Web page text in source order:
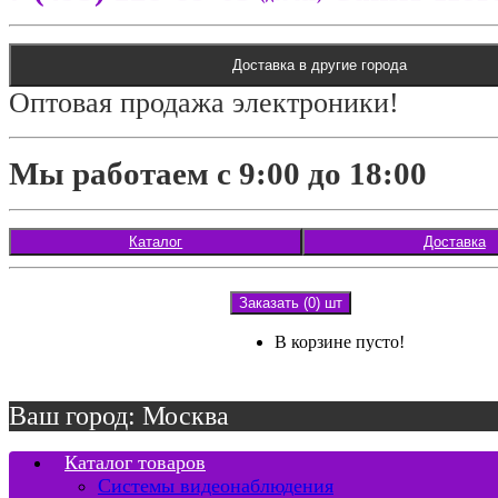
Доставка в другие города
Оптовая продажа электроники!
Мы работаем с 9:00 до 18:00
Каталог Доставка
Заказать (0) шт
В корзине пусто!
Ваш город: Москва
Каталог товаров
Системы видеонаблюдения